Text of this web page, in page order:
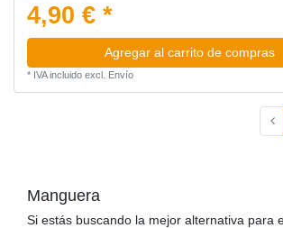
4,90 € *
Agregar al carrito de compras
* IVA incluidoexcl. Envío
Manguera
Si estás buscando la mejor alternativa para